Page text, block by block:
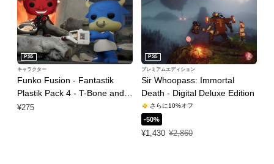
Funko Fusion - Fantastik
Plastik Pack 4 - T-Bone and
El Diablo
PS5
キャラクター
¥275
Sir Whoopass: Immortal
Death - Digital Deluxe Edition
PS5
プレミアムエディション
さらに10%オフ
-50%
¥1,430
特別価格 ¥1,430 通常価格 ¥2,860
¥2,860